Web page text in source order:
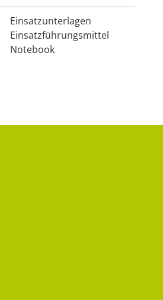
Einsatzunterlagen
Einsatzführungsmittel
Notebook